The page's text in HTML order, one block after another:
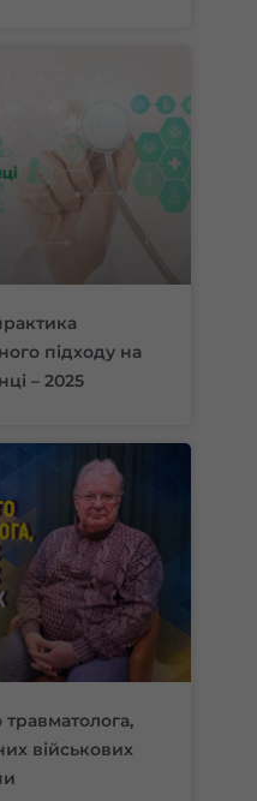
підходу на
– 2025
травматолога,
військових